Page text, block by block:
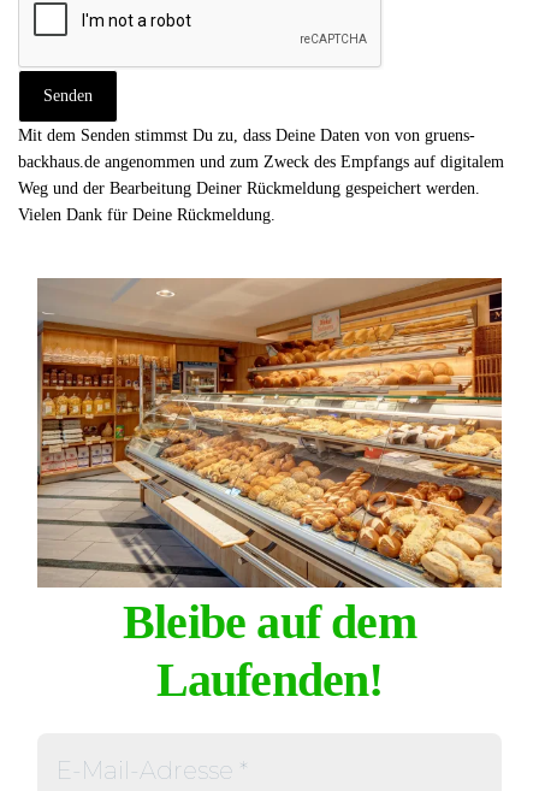
Mit dem Senden stimmst Du zu, dass Deine Daten von von gruens-
backhaus.de angenommen und zum Zweck des Empfangs auf digitalem
Weg und der Bearbeitung Deiner Rückmeldung gespeichert werden.
Vielen Dank für Deine Rückmeldung.
Bleibe auf dem
Laufenden!